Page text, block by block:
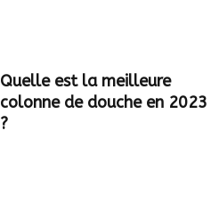
Quelle est la meilleure
colonne de douche en 2023
?